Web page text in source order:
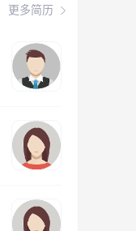
更多简历